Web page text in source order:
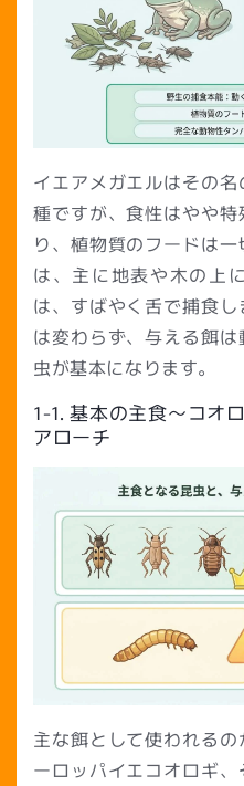
イエアメガエルはその
種ですが、食性はやや
り、植物質のフードは
は、主に地表や木の上
は、すばやく舌で捕食
は変わらず、与える餌
虫が基本になります。
1-1. 基本の主食〜コオ
アローチ
主な餌として使われる
ーロッパイエコオロギ